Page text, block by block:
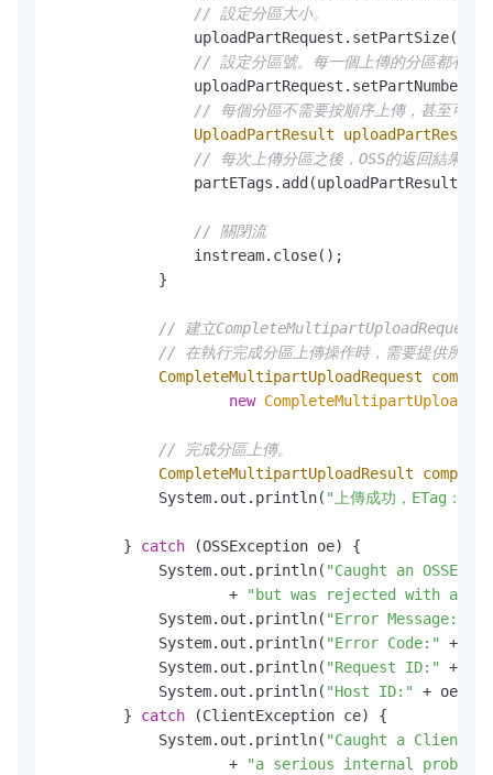
// 設定分區大小。
// 設定分區號。每一個上傳的分區都有一
// 每個分區不需要按順序上傳，甚至可以
UploadPartResult
uploadPartResult
// 每次上傳分區之後，OSS的返回結果包
// 關閉流
                instream.close();
            }
// 建立CompleteMultipartUploadRequest
// 在執行完成分區上傳操作時，需要提供所有
CompleteMultipartUploadRequest
new
// 完成分區上傳。
CompleteMultipartUploadResult
            System.out.println(
"上傳成功，ETag："
        }
catch (OSSException oe) {
            System.out.println(
"Caught an
                    +
"but was rejected with an
            System.out.println(
"Error Message:"
            System.out.println(
"Error Code:"
+
            System.out.println(
"Request ID:"
+
            System.out.println(
"Host ID:"
+
        }
catch (ClientException ce) {
            System.out.println(
"Caught a
                    +
"a serious internal problem